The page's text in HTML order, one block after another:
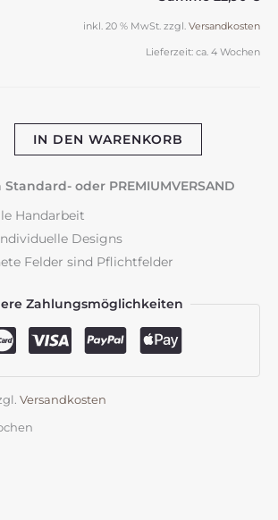
inkl. 20 % MwSt. zzgl. Versandkosten
Lieferzeit: ca. 4 Wochen
IN DEN WARENKORB
oder PREMIUMVERSAND
Handarbeit
Designs
Felder sind Pflichtfelder
Zahlungsmöglichkeiten
Versandkosten